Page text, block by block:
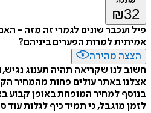
₪32
פיל ועכבר שונים לגמרי זה מזה -
אמיתית למרות הפערים ביניהם?
הצצה מהירה
חשוב לנו שקריאה תהיה תענוג
אצלנו באתר עולים פחות מהמחיר
בנוסף למחיר המופחת באופן קבוע
לזמן מוגבל, כי תמיד כיף לגלות עוד